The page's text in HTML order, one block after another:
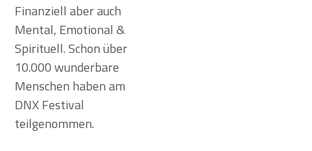
Finanziell aber auch
Mental, Emotional &
Spirituell. Schon über
10.000 wunderbare
Menschen haben am
DNX Festival
teilgenommen.